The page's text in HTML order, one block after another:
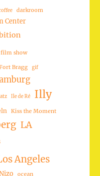
darkroom
Center
film show
Bragg gif
Ile de Ré Illy
Kiss the Moment
LA
Angeles
ocean